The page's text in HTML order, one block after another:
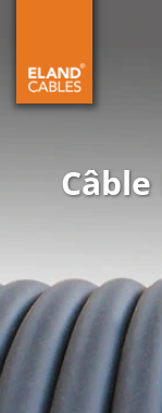
Câble